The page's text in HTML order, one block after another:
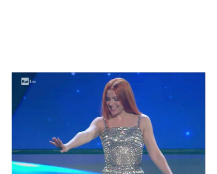
News Cinema
News Musica
News Spettacolo
News dal mondo
Benessere Cucina e Ricette